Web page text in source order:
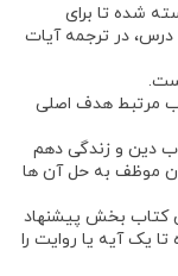
شده تا برای
درس، در ترجمه آیات
مرتبط هدف اصلی
دین و زندگی دهم
موظف به حل آن ها
کتاب بخش پیشنهاد
یک آیه یا روایت را